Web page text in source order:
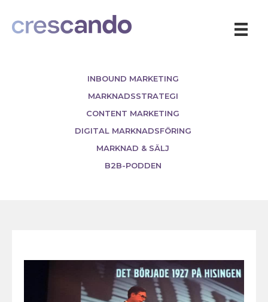
INBOUND MARKETING
MARKNADSSTRATEGI
CONTENT MARKETING
DIGITAL MARKNADSFÖRING
MARKNAD & SÄLJ
B2B-PODDEN